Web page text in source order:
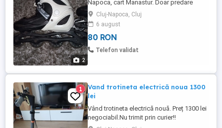
2
Napoca, cart Manastur. Doar predare
personala.
Cluj-Napoca, Cluj
6 august
80 RON
Telefon validat
1
Vand trotineta electrică noua 1300
lei
Vând trotineta electrică nouă. Preț 1300 lei
negociabil.Nu trimit prin curier!!